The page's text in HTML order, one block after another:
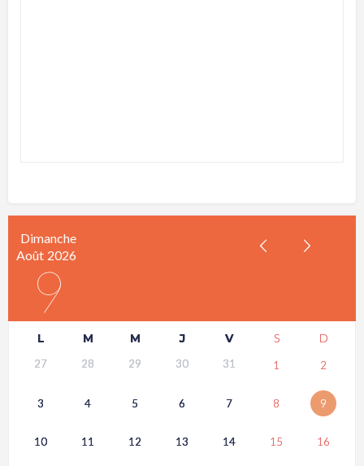
Dimanche
Août 2026
9
L M M J V S D
27 28 29 30 31 1 2
3 4 5 6 7 8 9
10 11 12 13 14 15 16